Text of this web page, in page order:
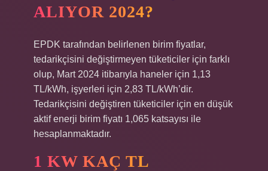
ALIYOR 2024?
EPDK tarafından belirlenen birim fiyatlar,
tedarikçisini değiştirmeyen tüketiciler için farklı
olup, Mart 2024 itibarıyla haneler için 1,13
TL/kWh, işyerleri için 2,83 TL/kWh’dir.
Tedarikçisini değiştiren tüketiciler için en düşük
aktif enerji birim fiyatı 1,065 katsayısı ile
hesaplanmaktadır.
1 KW KAÇ TL